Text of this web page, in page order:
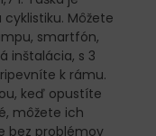
Môžete
smartfón,
inštalácia, s 3
k rámu.
keď opustíte
môžete ich
bez problémov